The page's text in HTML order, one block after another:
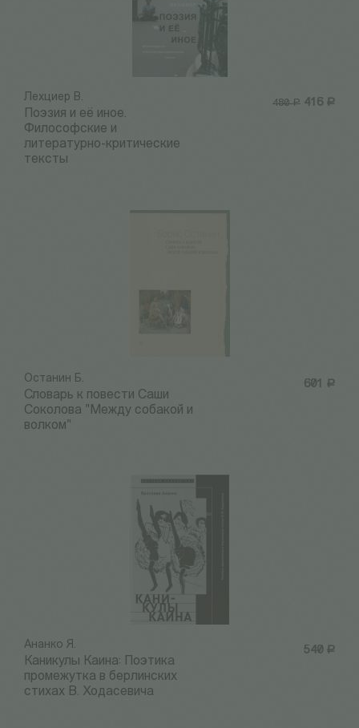
480 Р 416 Р
Лехциер В.
Поэзия и её иное.
Философские и
литературно-критические
тексты
601 Р
Останин Б.
Словарь к повести Саши
Соколова "Между собакой и
волком"
540 Р
Ананко Я.
Каникулы Каина: Поэтика
промежутка в берлинских
стихах В. Ходасевича